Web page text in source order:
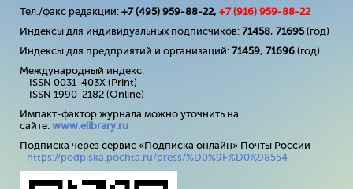
Тел./факс редакции: +7 (495) 959-88-22, +7 (916) 959-88-22
Индексы для индивидуальных подписчиков: 71458, 71695(год)
Индексы для предприятий и организаций: 71459, 71696 (год)
Международный индекс:
ISSN 0031-403X (Print)
ISSN 1990-2182 (Online)
Импакт-фактор журнала можно уточнить на
сайте: www.elibrary.ru
Подписка через сервис «Подписка онлайн» Почты России
- https://podpiska.pochta.ru/press/%D0%9F%D0%98554